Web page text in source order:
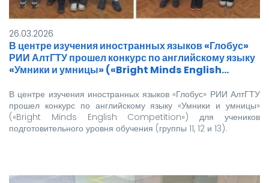
26.03.2026
В центре изучения иностранных языков «Глобус»
РИИ АлтГТУ прошел конкурс по английскому языку
«Умники и умницы» («Bright Minds English…
В центре изучения иностранных языков «Глобус» РИИ АлтГТУ
прошел конкурс по английскому языку «Умники и умницы»
(«Bright Minds English Competition») для учеников
подготовительного уровня обучения (группы 11, 12 и 13).